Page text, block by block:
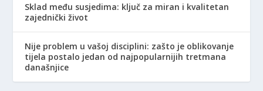
Sklad među susjedima: ključ za miran i kvalitetan
zajednički život
Nije problem u vašoj disciplini: zašto je oblikovanje
tijela postalo jedan od najpopularnijih tretmana
današnjice